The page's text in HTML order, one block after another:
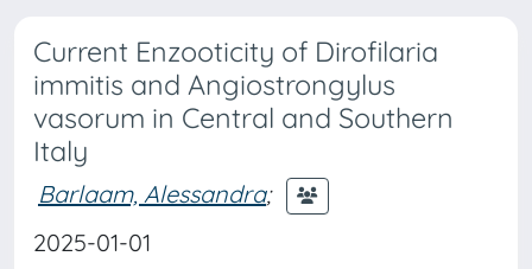
Current Enzooticity of Dirofilaria
immitis and Angiostrongylus
vasorum in Central and Southern
Italy
Barlaam, Alessandra;
2025-01-01